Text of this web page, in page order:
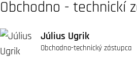
Obchodno - technickí
Július Ugrik
Obchodno-technický zástupca